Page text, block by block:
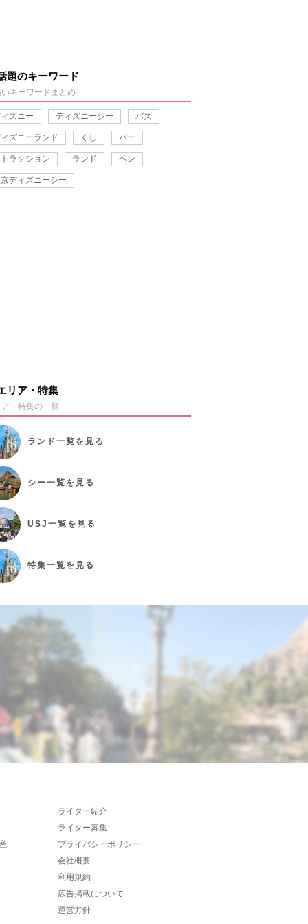
題のキーワード
キーワードまとめ
ズニー ディズニーシー バズ
ズニーランド くし バー
ラクション ランド ペン
ディズニーシー
リア・特集
・特集の一覧
ランド 一覧を見る
シー一覧を見る
USJ 一覧を見る
特集一覧を見る
ライター紹介
ライター募集
プライバシーポリシー
会社概要
利用規約
広告掲載について
運営方針